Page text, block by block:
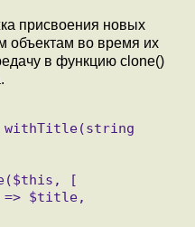
присвоения новых
объектам во время их
в функцию clone()